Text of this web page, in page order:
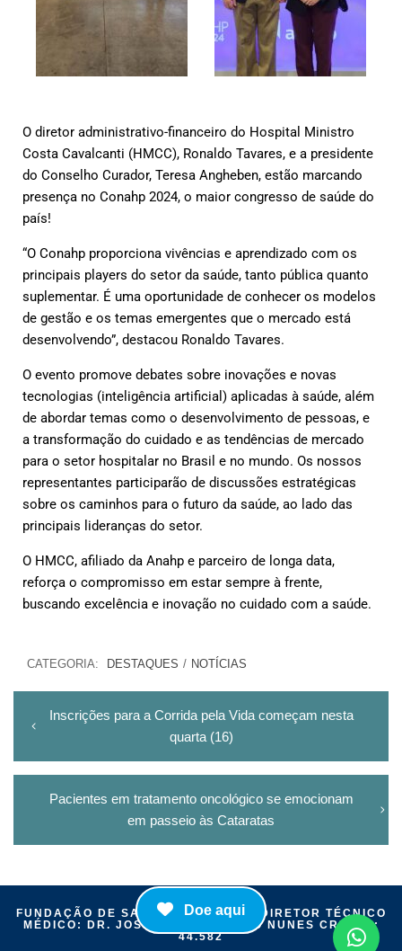
O diretor administrativo-financeiro do Hospital Ministro
Costa Cavalcanti (HMCC), Ronaldo Tavares, e a presidente
do Conselho Curador, Teresa Angheben, estão marcando
presença no Conahp 2024, o maior congresso de saúde do
país!
“O Conahp proporciona vivências e aprendizado com os
principais players do setor da saúde, tanto pública quanto
suplementar. É uma oportunidade de conhecer os modelos
de gestão e os temas emergentes que o mercado está
desenvolvendo”, destacou Ronaldo Tavares.
O evento promove debates sobre inovações e novas
tecnologias (inteligência artificial) aplicadas à saúde, além
de abordar temas como o desenvolvimento de pessoas, e
a transformação do cuidado e as tendências de mercado
para o setor hospitalar no Brasil e no mundo. Os nossos
representantes participarão de discussões estratégicas
sobre os caminhos para o futuro da saúde, ao lado das
principais lideranças do setor.
O HMCC, afiliado da Anahp e parceiro de longa data,
reforça o compromisso em estar sempre à frente,
buscando excelência e inovação no cuidado com a saúde.
CATEGORIA: DESTAQUES / NOTÍCIAS
Inscrições para a Corrida pela Vida começam nesta
quarta (16)
Pacientes em tratamento oncológico se emocionam
em passeio às Cataratas
FUNDAÇÃO DE SAÚDE ITAIGUAPY | DIRETOR TÉCNICO
MÉDICO: DR. JOSÉ MÁRIO CAMELO NUNES CRM-PR:
44.582
Doe aqui